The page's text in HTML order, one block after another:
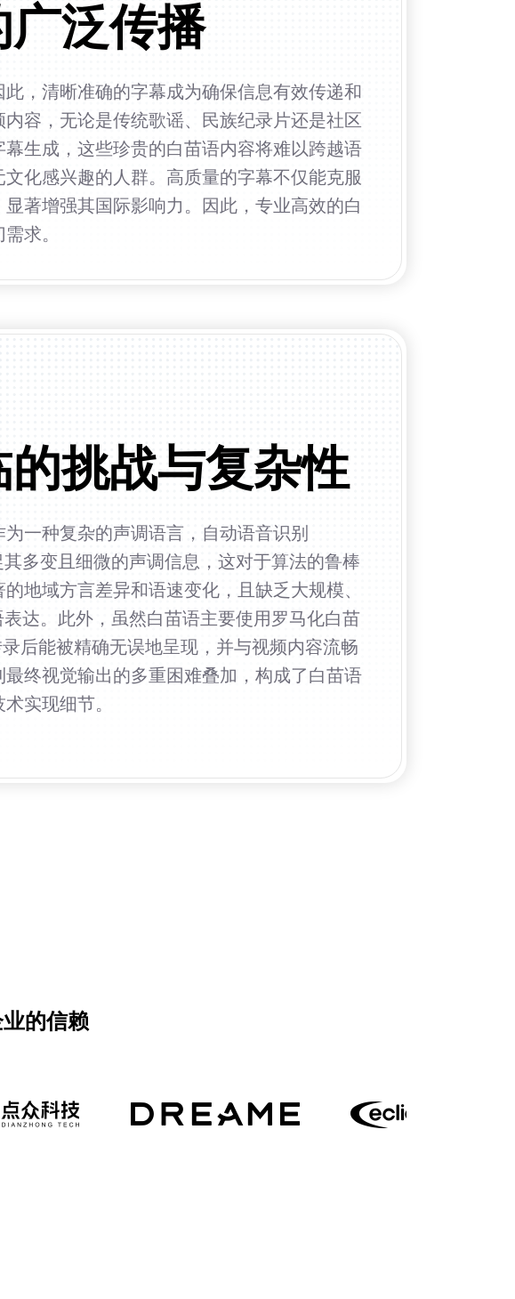
广泛传播
，清晰准确的字幕成为确保信息有效传递和
容，无论是传统歌谣、民族纪录片还是社区
生成，这些珍贵的白苗语内容将难以跨越语
化感兴趣的人群。高质量的字幕不仅能克服
著增强其国际影响力。因此，专业高效的白
求。
挑战与复杂性
一种复杂的声调语言，自动语音识别
多变且细微的声调信息，这对于算法的鲁棒
地域方言差异和语速变化，且缺乏大规模、
达。此外，虽然白苗语主要使用罗马化白苗
后能被精确无误地呈现，并与视频内容流畅
终视觉输出的多重困难叠加，构成了白苗语
实现细节。
的信赖